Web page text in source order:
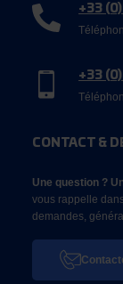
+33
+33
CONTACT &
Une question ?
vous rappelle
demandes,